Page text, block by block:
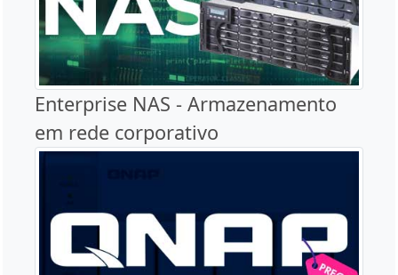
Enterprise NAS - Armazenamento
em rede corporativo